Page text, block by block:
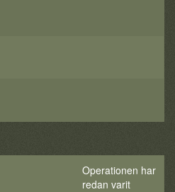
Operationen har
redan varit